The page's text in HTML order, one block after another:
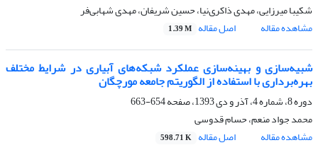
شکیبا میرزایی، مهدی ذاکری‌نیا، حسین شریفان، مهدی شهابی‌فر
مشاهده مقاله
اصل مقاله 1.39 M
شبیه‌سازی و بهینه‌سازی عملکرد شبکه‌های آبیاری در شرایط مختلف
بهره‌برداری با استفاده از الگوریتم جامعه مورچگان
دوره 8، شماره 4، آذر و دی 1393، صفحه
654-663
محمد جواد منعم، حسام قدوسی
مشاهده مقاله
اصل مقاله 598.71 K